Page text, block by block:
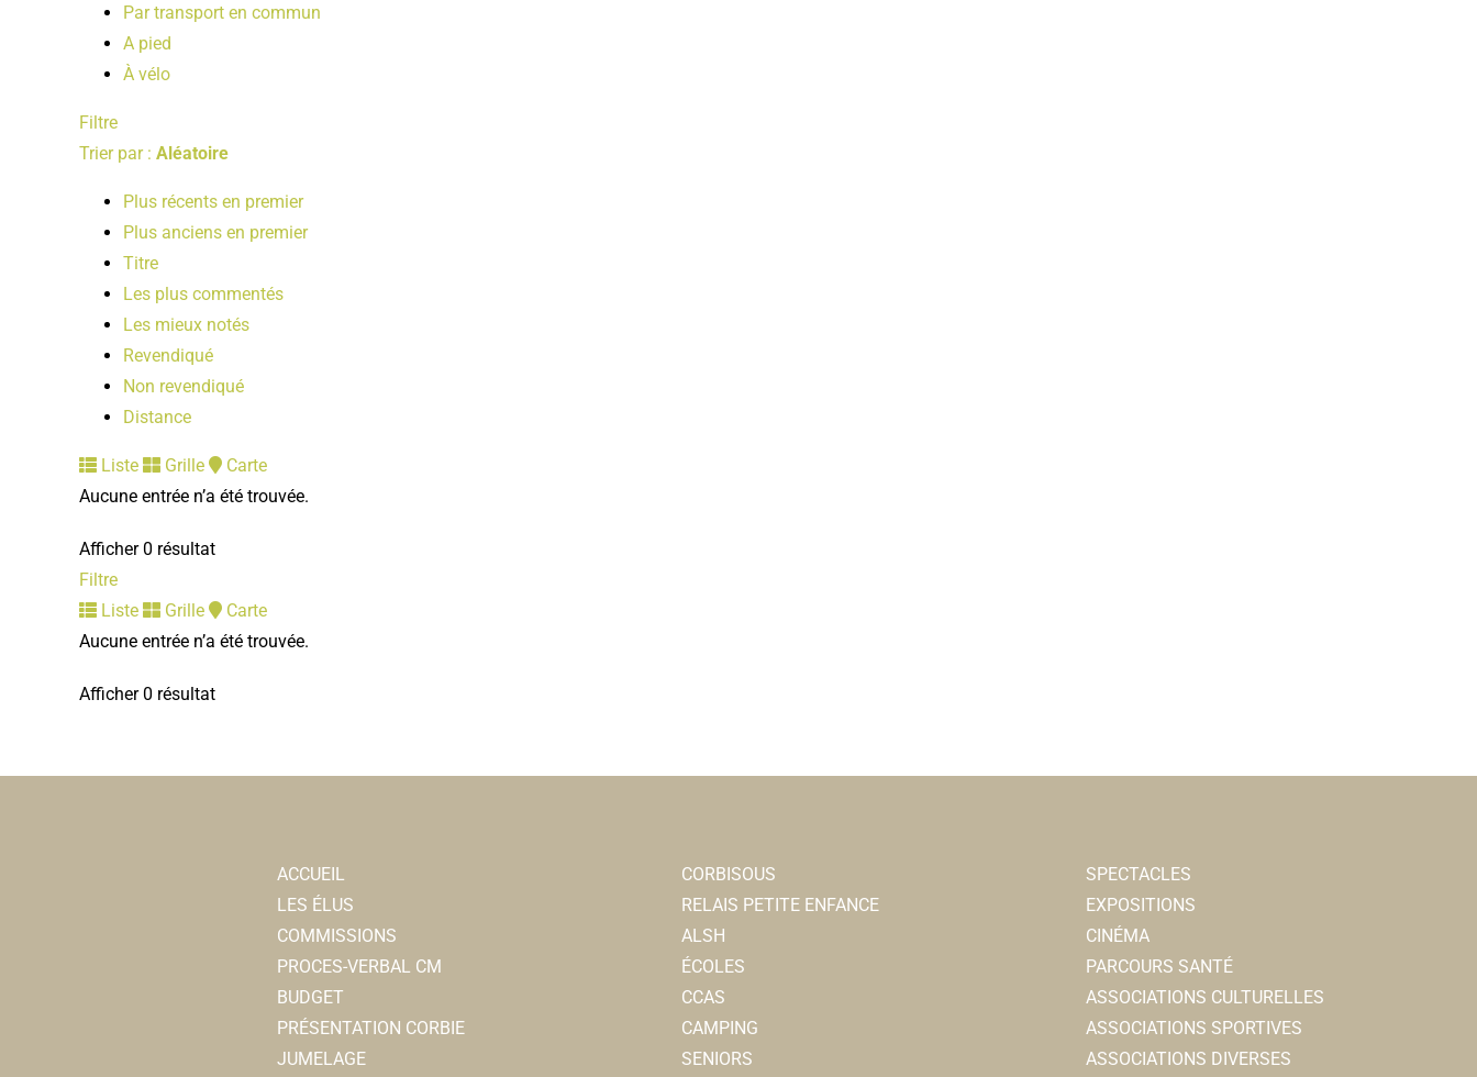
Par transport en commun
A pied
À vélo
Filtre
Trier par : Aléatoire
Plus récents en premier
Plus anciens en premier
Titre
Les plus commentés
Les mieux notés
Revendiqué
Non revendiqué
Distance
Liste Grille
Carte
Aucune entrée n’a été trouvée.
Afficher 0 résultat
Filtre
Liste
Grille
Carte
Aucune entrée n’a été trouvée.
Afficher 0 résultat
ACCUEIL
LES ÉLUS
COMMISSIONS
PROCES-VERBAL CM
BUDGET
PRÉSENTATION CORBIE
JUMELAGE
CORBISOUS
RELAIS PETITE ENFANCE
ALSH
ÉCOLES
CCAS
CAMPING
SENIORS
SPECTACLES
EXPOSITIONS
CINÉMA
PARCOURS SANTÉ
ASSOCIATIONS CULTURELLES
ASSOCIATIONS SPORTIVES
ASSOCIATIONS DIVERSES